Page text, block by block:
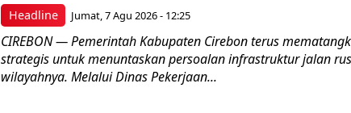
Headline Jumat, 7 Agu 2026 - 12:25
CIREBON — Pemerintah Kabupaten Cirebon terus
strategis untuk menuntaskan persoalan infrastruktur jalan
wilayahnya. Melalui Dinas Pekerjaan...